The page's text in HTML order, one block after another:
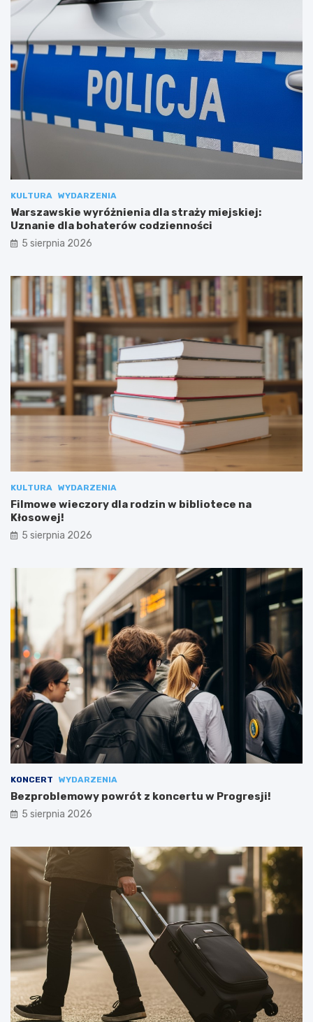
KULTURA WYDARZENIA
Warszawskie wyróżnienia dla straży miejskiej:
Uznanie dla bohaterów codzienności
5 sierpnia 2026
KULTURA WYDARZENIA
Filmowe wieczory dla rodzin w bibliotece na
Kłosowej!
5 sierpnia 2026
KONCERT WYDARZENIA
Bezproblemowy powrót z koncertu w Progresji!
5 sierpnia 2026